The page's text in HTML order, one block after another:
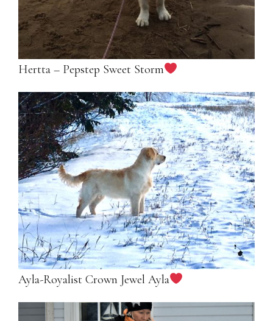
Hertta – Pepstep Sweet Storm
Ayla-Royalist Crown Jewel Ayla